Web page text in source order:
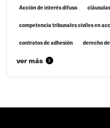
Acción de interés difuso
competencia tribunales civiles en
contratos de adhesión derecho
ver más